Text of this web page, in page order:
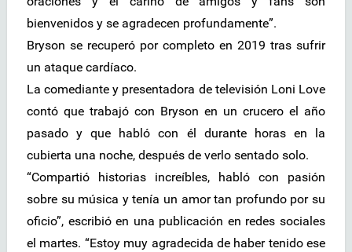
bienvenidos y se agradecen profundamente”.
Bryson se recuperó por completo en 2019 tras sufrir
un ataque cardíaco.
La comediante y presentadora de televisión Loni Love
contó que trabajó con Bryson en un crucero el año
pasado y que habló con él durante horas en la
cubierta una noche, después de verlo sentado solo.
“Compartió historias increíbles, habló con pasión
sobre su música y tenía un amor tan profundo por su
oficio”, escribió en una publicación en redes sociales
el martes. “Estoy muy agradecida de haber tenido ese